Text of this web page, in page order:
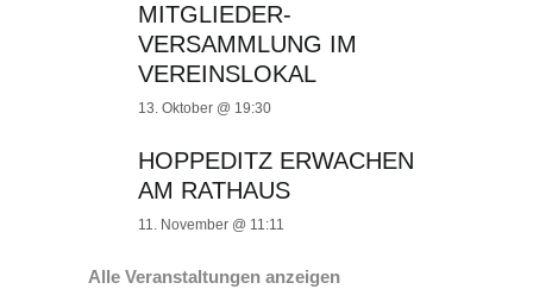
MITGLIEDER-
VERSAMMLUNG IM
VEREINSLOKAL
13. Oktober @ 19:30
HOPPEDITZ ERWACHEN
AM RATHAUS
11. November @ 11:11
Alle Veranstaltungen anzeigen